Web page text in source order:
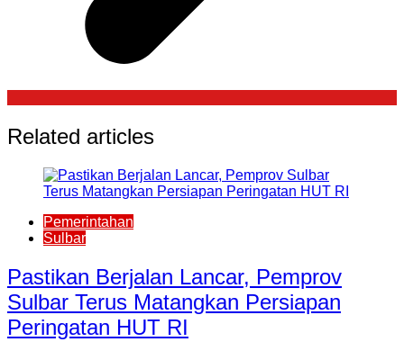
Related articles
Pemerintahan
Sulbar
Pastikan Berjalan Lancar, Pemprov
Sulbar Terus Matangkan Persiapan
Peringatan HUT RI